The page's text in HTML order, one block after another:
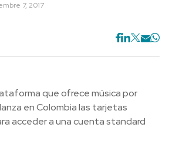
7, 2017
que ofrece música por
en Colombia las tarjetas
acceder a una cuenta standard